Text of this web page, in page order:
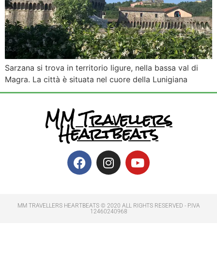
Sarzana si trova in territorio ligure, nella bassa val di
Magra. La città è situata nel cuore della Lunigiana
MM Travellers
Heartbeats
MM TRAVELLERS HEARTBEATS © 2020 ALL RIGHTS RESERVED​ - P.IVA
12460240968